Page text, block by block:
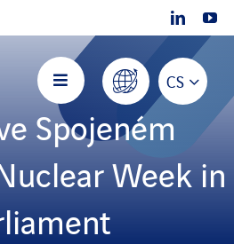
Toggle
Navigation
CS
Spojeném
Week in